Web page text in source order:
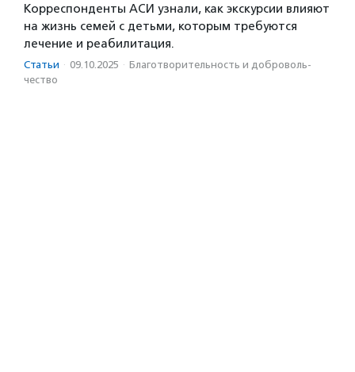
Корреспонденты АСИ узнали, как экскурсии влияют
на жизнь семей с детьми, которым требуются
лечение и реабилитация.
Статьи · 09.10.2025 · Благотвори­тель­ность и доброволь­
чест­во